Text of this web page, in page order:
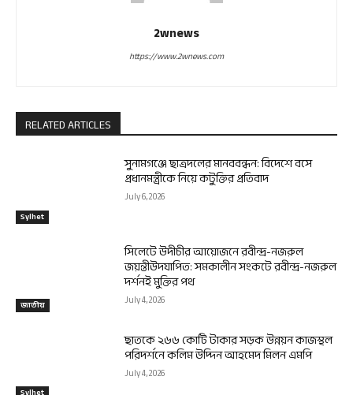
2wnews
https://www.2wnews.com
RELATED ARTICLES
Sylhet
সুনামগঞ্জে ছাত্রদলের মানববন্ধন: বিদেশে বসে
প্রধানমন্ত্রীকে নিয়ে কটুক্তির প্রতিবাদ
July 6, 2026
জাতীয়
সিলেটে উদীচীর আয়োজনে রবীন্দ্র-নজরুল
জয়ন্তীউদযাপিত: সমকালীন সংকটে রবীন্দ্র-নজরুল
দর্শনই মুক্তির পথ
July 4, 2026
ছাতকে ২৬৬ কোটি টাকার সড়ক উন্নয়ন কাজস্থল
পরিদর্শনে কলিম উদ্দিন আহমেদ মিলন এমপি
July 4, 2026